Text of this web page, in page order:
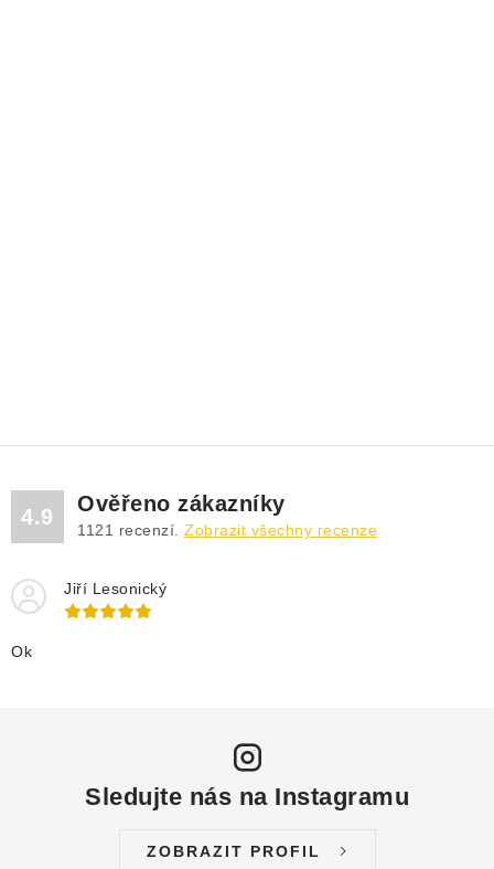
4.9
Ověřeno zákazníky
1121 recenzí. Zobrazit všechny recenze
Jiří Lesonický
Ok
Sledujte nás na Instagramu
ZOBRAZIT PROFIL